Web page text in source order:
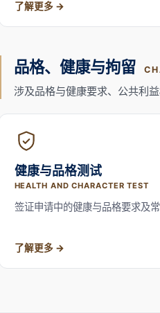
了解更多
品格、健康与拘留
涉及品格与健康要求、公共利
健康与品格测试
HEALTH AND CHARACTER TEST
签证申请中的健康与品格要求及常
了解更多
导读Introduction
想就您的移民情况和律师谈谈？
Matters Connect
不确定自己的情况属于哪一类？
NS Legal 如何协助移民事务How We
常见问题Frequently Asked Questions